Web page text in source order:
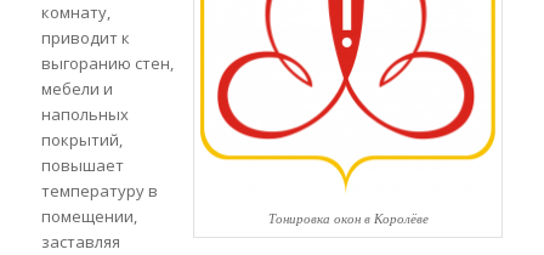
Тонировка окон в Королёве
комнату,
приводит к
выгоранию стен,
мебели и
напольных
покрытий,
повышает
температуру в
помещении,
заставляя